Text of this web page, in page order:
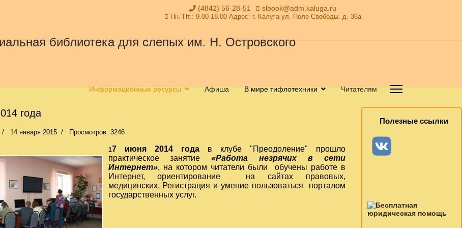
(4842) 56-28-51 slbook@adm.kaluga.ru
Пн.-Пт.: 9.00-18.00 Адрес: г. Калуга ул. Поле Свободы. д. 36а
Информационные ресурсы Афиша В мире тифлотехники Читателям
года
14 января 2015 Просмотров: 3246
17 июня 2014 года в клубе "Преодоление" прошло
практическое занятие «Работа незрячих в сети
Интернет», на котором читатели были обучены работе в
Интернет, ориентирование на сайтах правовых,
медицинских. Регистрация и умение пользоваться порталом
государственных услуг.
Полезные ссылки